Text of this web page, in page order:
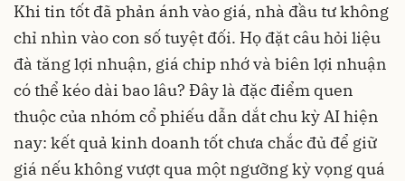
Khi tin tốt đã phản ánh vào giá, nhà đầu tư không
chỉ nhìn vào con số tuyệt đối. Họ đặt câu hỏi liệu
đà tăng lợi nhuận, giá chip nhớ và biên lợi nhuận
có thể kéo dài bao lâu? Đây là đặc điểm quen
thuộc của nhóm cổ phiếu dẫn dắt chu kỳ AI hiện
nay: kết quả kinh doanh tốt chưa chắc đủ để giữ
giá nếu không vượt qua một ngưỡng kỳ vọng quá